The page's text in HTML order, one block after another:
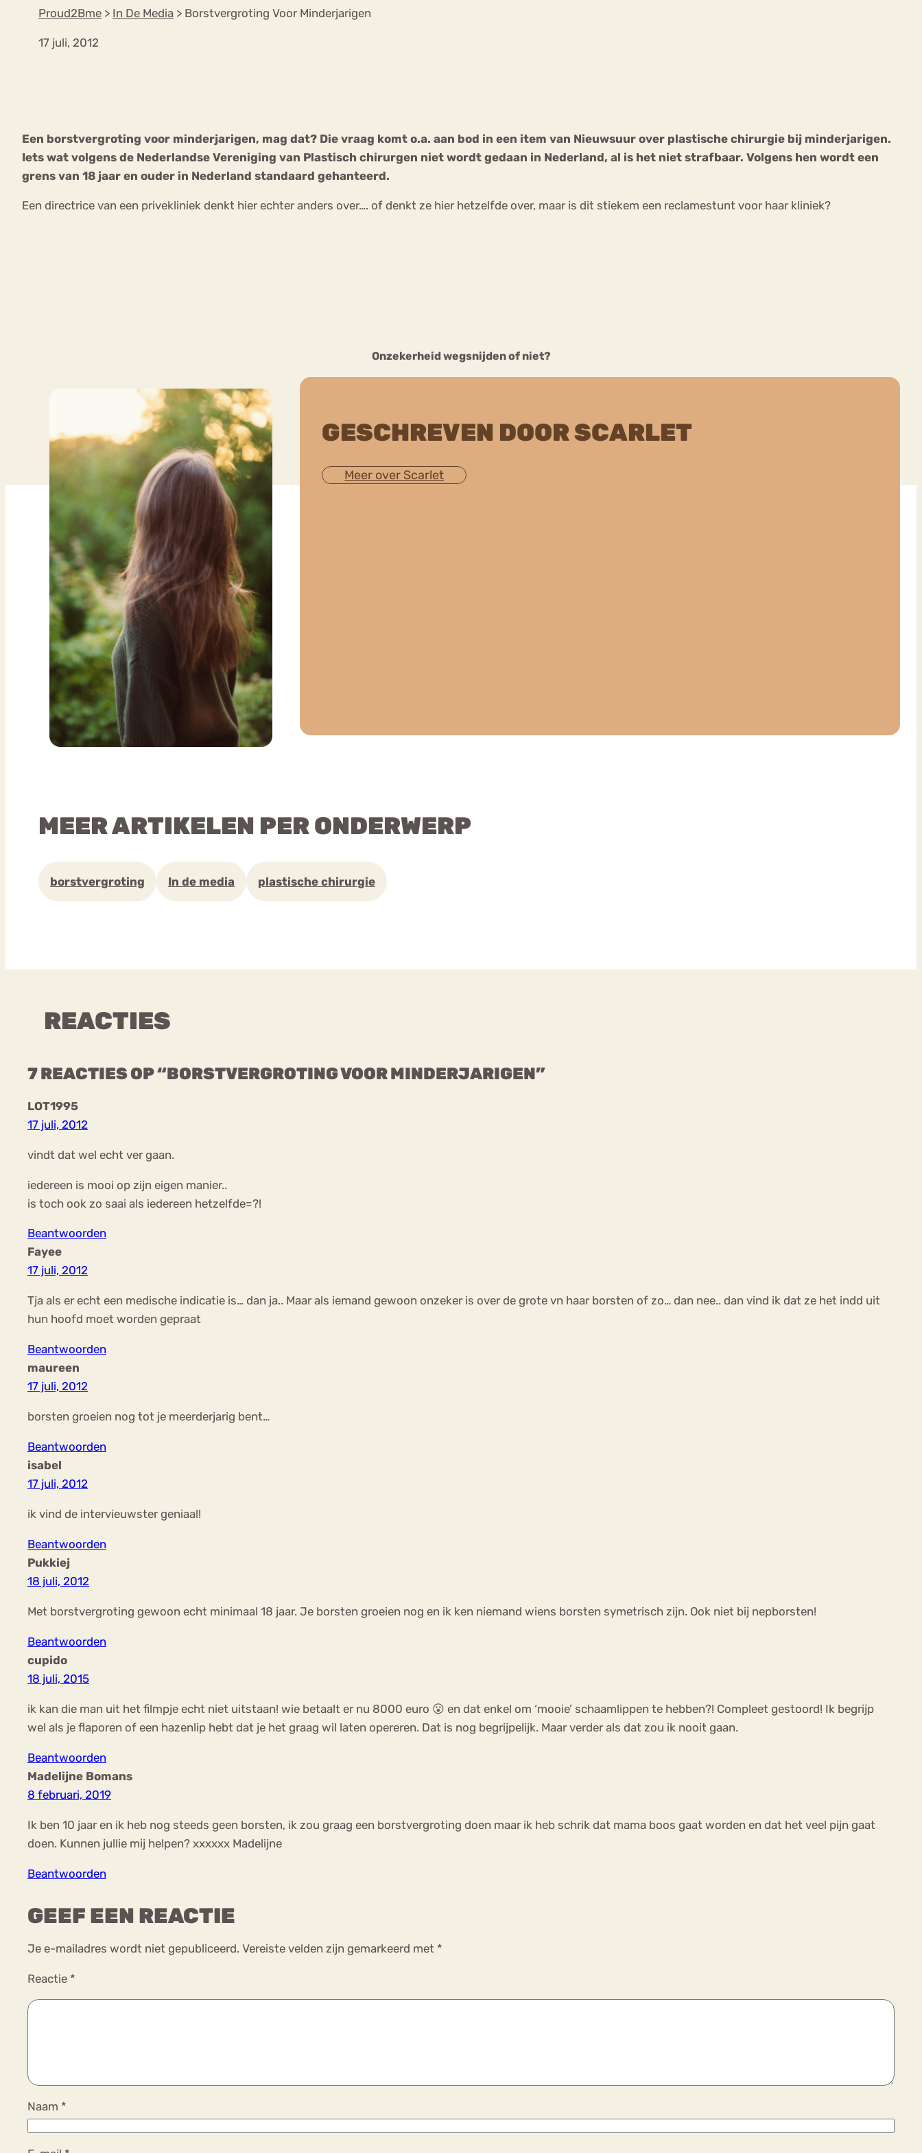
Proud2Bme > In De Media > Borstvergroting Voor Minderjarigen
17 juli, 2012
Een borstvergroting voor minderjarigen, mag dat? Die vraag komt o.a. aan bod in een item van Nieuwsuur over plastische chirurgie bij minderjarigen.
Iets wat volgens de Nederlandse Vereniging van Plastisch chirurgen niet wordt gedaan in Nederland, al is het niet strafbaar. Volgens hen wordt een
grens van 18 jaar en ouder in Nederland standaard gehanteerd.
Een directrice van een privekliniek denkt hier echter anders over…. of denkt ze hier hetzelfde over, maar is dit stiekem een reclamestunt voor haar kliniek?
Onzekerheid wegsnijden of niet?
GESCHREVEN DOOR SCARLET
Meer over Scarlet
MEER ARTIKELEN PER ONDERWERP
borstvergroting In de media plastische chirurgie
REACTIES
7 REACTIES OP “BORSTVERGROTING VOOR MINDERJARIGEN”
LOT1995
17 juli, 2012
vindt dat wel echt ver gaan.
iedereen is mooi op zijn eigen manier..
is toch ook zo saai als iedereen hetzelfde=?!
Beantwoorden
Fayee
17 juli, 2012
Tja als er echt een medische indicatie is… dan ja.. Maar als iemand gewoon onzeker is over de grote vn haar borsten of zo… dan nee.. dan vind ik dat ze het indd uit
hun hoofd moet worden gepraat
Beantwoorden
maureen
17 juli, 2012
borsten groeien nog tot je meerderjarig bent…
Beantwoorden
isabel
17 juli, 2012
ik vind de intervieuwster geniaal!
Beantwoorden
Pukkiej
18 juli, 2012
Met borstvergroting gewoon echt minimaal 18 jaar. Je borsten groeien nog en ik ken niemand wiens borsten symetrisch zijn. Ook niet bij nepborsten!
Beantwoorden
cupido
18 juli, 2015
ik kan die man uit het filmpje echt niet uitstaan! wie betaalt er nu 8000 euro 😮 en dat enkel om ‘mooie’ schaamlippen te hebben?! Compleet gestoord! Ik begrijp
wel als je flaporen of een hazenlip hebt dat je het graag wil laten opereren. Dat is nog begrijpelijk. Maar verder als dat zou ik nooit gaan.
Beantwoorden
Madelijne Bomans
8 februari, 2019
Ik ben 10 jaar en ik heb nog steeds geen borsten, ik zou graag een borstvergroting doen maar ik heb schrik dat mama boos gaat worden en dat het veel pijn gaat
doen. Kunnen jullie mij helpen? xxxxxx Madelijne
Beantwoorden
GEEF EEN REACTIE
Je e-mailadres wordt niet gepubliceerd. Vereiste velden zijn gemarkeerd met *
Reactie *
Naam *
Orthorexia
Afvallen Angst